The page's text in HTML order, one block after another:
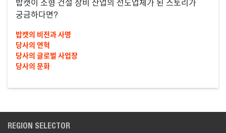
밥캣이 소형 건설 장비 산업의 선도업체가 된 스토리가
궁금하다면?
밥캣의 비전과 사명
당사의 연혁
당사의 글로벌 사업장
당사의 문화
REGION SELECTOR